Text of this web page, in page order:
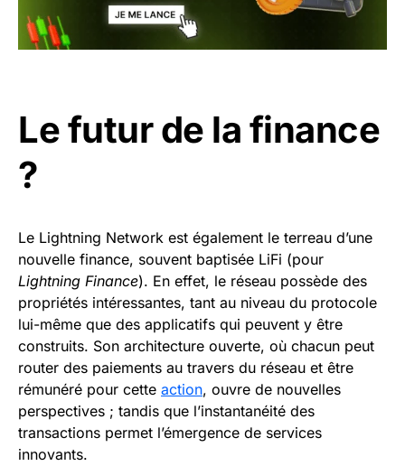
Le futur de la finance
?
Le Lightning Network est également le terreau d’une
nouvelle finance, souvent baptisée LiFi (pour
Lightning Finance). En effet, le réseau possède des
propriétés intéressantes, tant au niveau du protocole
lui-même que des applicatifs qui peuvent y être
construits. Son architecture ouverte, où chacun peut
router des paiements au travers du réseau et être
rémunéré pour cette action, ouvre de nouvelles
perspectives ; tandis que l’instantanéité des
transactions permet l’émergence de services
innovants.